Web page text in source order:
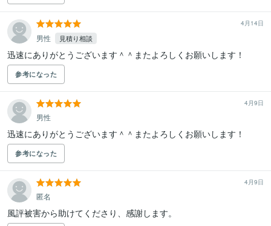
4月14日
男性 見積り相談
迅速にありがとうございます＾＾またよろしくお願いします！
参考になった
4月9日
男性
迅速にありがとうございます＾＾またよろしくお願いします！
参考になった
4月9日
匿名
風評被害から助けてくださり、感謝します。